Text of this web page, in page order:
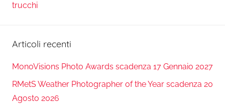
trucchi
Articoli recenti
MonoVisions Photo Awards scadenza 17 Gennaio 2027
RMetS Weather Photographer of the Year scadenza 20
Agosto 2026